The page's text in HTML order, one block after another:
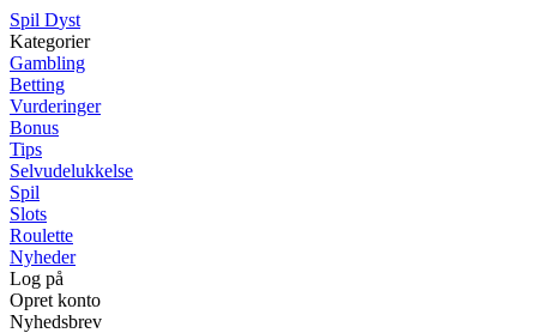
Spil Dyst
Kategorier
Gambling
Betting
Vurderinger
Bonus
Tips
Selvudelukkelse
Spil
Slots
Roulette
Nyheder
Log på
Opret konto
Nyhedsbrev